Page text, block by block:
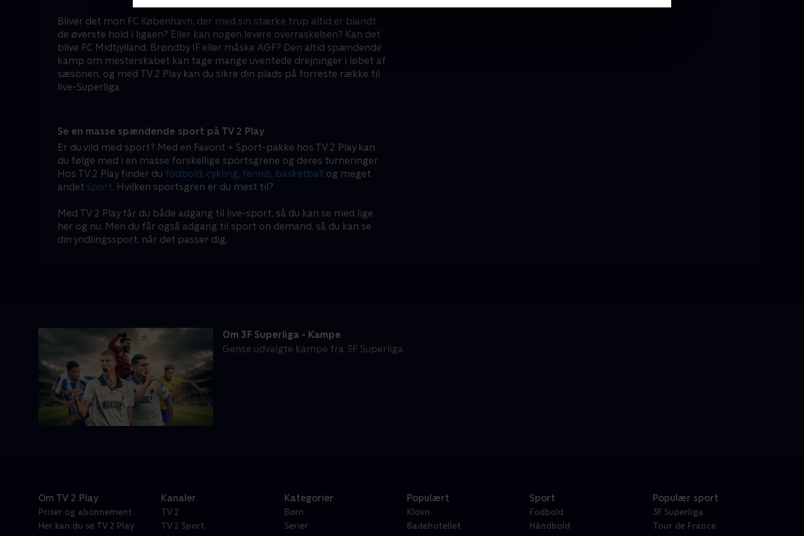
Bliver det mon FC København, der med sin stærke trup altid er blandt
de øverste hold i ligaen? Eller kan nogen levere overraskelsen? Kan det
blive FC Midtjylland, Brøndby IF eller måske AGF? Den altid spændende
kamp om mesterskabet kan tage mange uventede drejninger i løbet af
sæsonen, og med TV 2 Play kan du sikre din plads på forreste række til
live-Superliga.
Se en masse spændende sport på TV 2 Play
Er du vild med sport? Med en Favorit + Sport-pakke hos TV 2 Play kan
du følge med i en masse forskellige sportsgrene og deres turneringer.
Hos TV 2 Play finder du fodbold, cykling, tennis, basketball og meget
andet sport. Hvilken sportsgren er du mest til?
Med TV 2 Play får du både adgang til live-sport, så du kan se med lige
her og nu. Men du får også adgang til sport on demand, så du kan se
din yndlingssport, når det passer dig.
Om 3F Superliga - Kampe
Gense udvalgte kampe fra 3F Superliga.
Om TV 2 Play
Priser og abonnement
Her kan du se TV 2 Play
Kanaler
TV 2
TV 2 Sport
Kategorier
Børn
Serier
Populært
Klovn
Badehotellet
Sport
Fodbold
Håndbold
Populær sport
3F Superliga
Tour de France